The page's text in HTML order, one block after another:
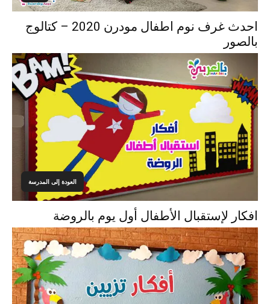
احدث غرف نوم اطفال مودرن 2020 – كتالوج
بالصور
العودة إلى المدرسة
افكار لإستقبال الأطفال أول يوم بالروضة